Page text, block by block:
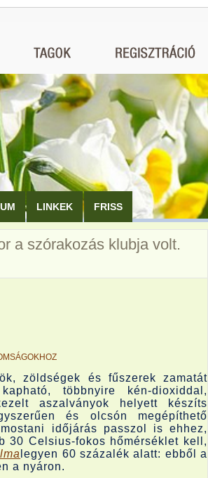
LINKEK FRISS
a szórakozás klubja volt.
zöldségek és fűszerek zamatát
többnyire kén-dioxiddal,
aszalványok helyett készíts
és olcsón megépíthető
időjárás passzol is ehhez,
30 Celsius-fokos hőmérséklet kell,
legyen 60 százalék alatt: ebből a
a nyáron.